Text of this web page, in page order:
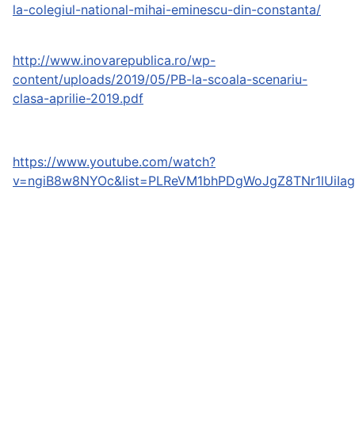
la-colegiul-national-mihai-eminescu-din-constanta/
http://www.inovarepublica.ro/wp-
content/uploads/2019/05/PB-la-scoala-scenariu-
clasa-aprilie-2019.pdf
https://www.youtube.com/watch?